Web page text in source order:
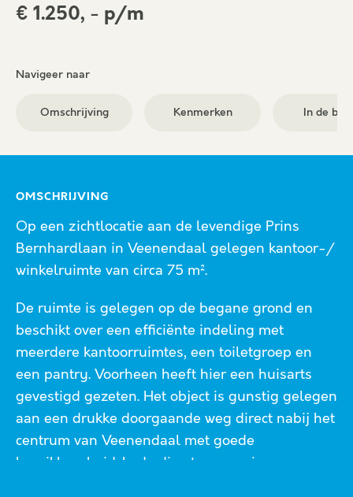
€ 1.250, - p/m
Navigeer naar
Omschrijving Kenmerken In de
OMSCHRIJVING
Op een zichtlocatie aan de levendige Prins
Bernhardlaan in Veenendaal gelegen kantoor-/
winkelruimte van circa 75 m².
De ruimte is gelegen op de begane grond en
beschikt over een efficiënte indeling met
meerdere kantoorruimtes, een toiletgroep en
een pantry. Voorheen heeft hier een huisarts
gevestigd gezeten. Het object is gunstig gelegen
aan een drukke doorgaande weg direct nabij het
centrum van Veenendaal met goede
bereikbaarheid. In de directe omgeving